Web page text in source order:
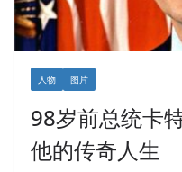
人物 图片
98岁前总统卡
他的传奇人生